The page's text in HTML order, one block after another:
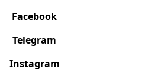
Facebook
Telegram
Instagram